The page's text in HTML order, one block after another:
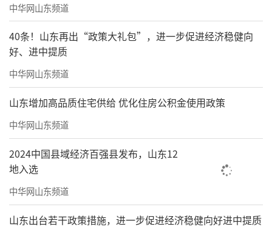
中华网山东频道
40条！山东再出“政策大礼包”，进一步促进经济稳健向
好、进中提质
中华网山东频道
山东增加高品质住宅供给 优化住房公积金使用政策
中华网山东频道
2024中国县域经济百强县发布，山东12
地入选
中华网山东频道
山东出台若干政策措施，进一步促进经济稳健向好进中提质